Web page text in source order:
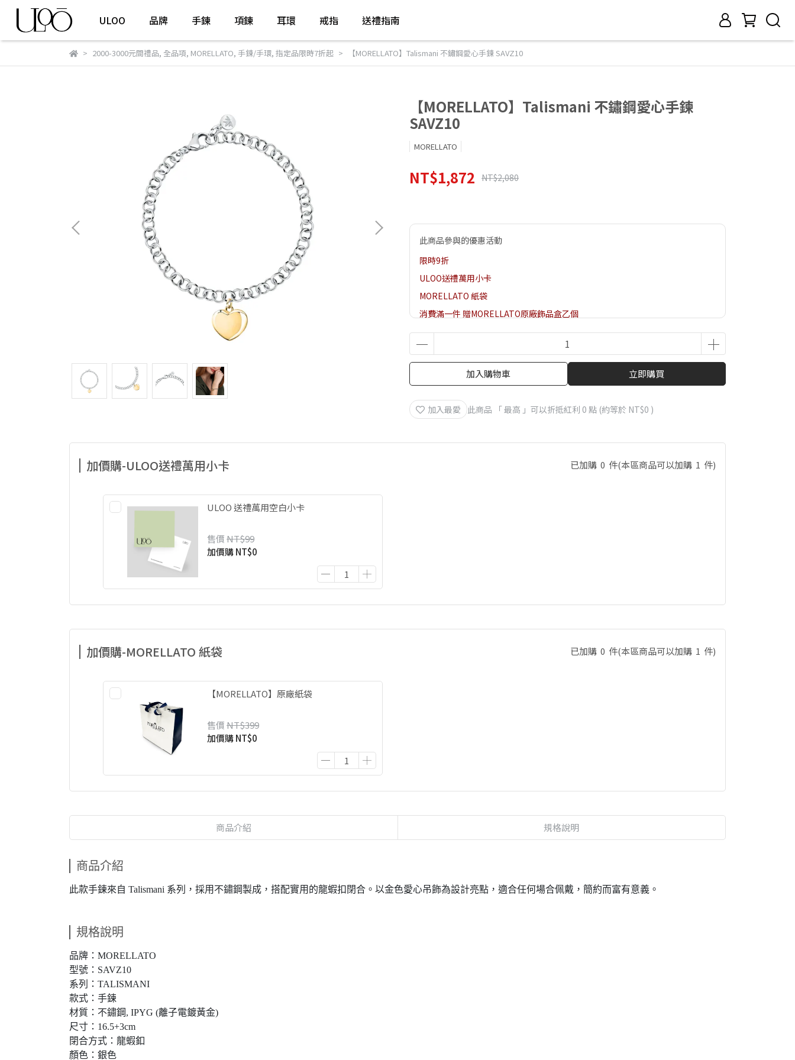
ULOO 品牌 手鍊 項鍊 耳環 戒指 送禮指南
2000-3000元間禮品, 全品項, MORELLATO, 手鍊/手環, 指定品限時7折起 【MORELLATO】Talismani 不鏽鋼愛心手鍊 SAVZ10
【MORELLATO】Talismani 不鏽鋼愛心手鍊
SAVZ10
MORELLATO
NT$1,872 NT$2,080
此商品參與的優惠活動
限時9折
ULOO送禮萬用小卡
MORELLATO 紙袋
消費滿一件 贈MORELLATO原廠飾品盒乙個
加入購物車 立即購買
加入最愛 此商品 「 最高 」可以折抵紅利 0 點 (約等於 NT$0 )
加價購-ULOO送禮萬用小卡 已加購 0 件(本區商品可以加購 1 件)
ULOO 送禮萬用空白小卡
售價NT$99
加價購NT$0
加價購-MORELLATO 紙袋 已加購 0 件(本區商品可以加購 1 件)
【MORELLATO】原廠紙袋
售價NT$399
加價購NT$0
商品介紹 規格說明
商品介紹
此款手鍊來自 Talismani 系列，採用不鏽鋼製成，搭配實用的龍蝦扣閉合。以金色愛心吊飾為設計亮點，適合任何場合佩戴，簡約而富有意義。
規格說明
品牌：MORELLATO
型號：SAVZ10
系列：TALISMANI
款式：手鍊
材質：不鏽鋼, IPYG (離子電鍍黃金)
尺寸：16.5+3cm
閉合方式：龍蝦釦
顏色：銀色